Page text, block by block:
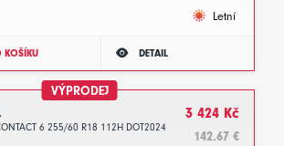
Letní
KOŠÍKU DETAIL
VÝPRODEJ
6 255/60 R18 112H DOT2024
3 424 Kč
142.67 €